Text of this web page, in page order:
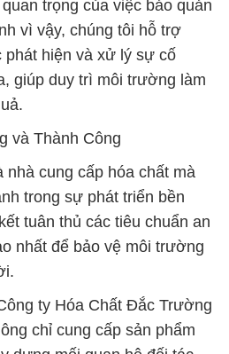
trọng của việc bảo quản
vì vậy, chúng tôi hỗ trợ
phát hiện và xử lý sự cố
giúp duy trì môi trường làm
và Thành Công
nhà cung cấp hóa chất mà
trong sự phát triển bền
tuân thủ các tiêu chuẩn an
nhất để bảo vệ môi trường
ty Hóa Chất Đắc Trường
chỉ cung cấp sản phẩm